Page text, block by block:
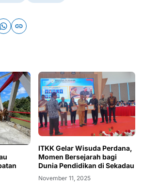
ITKK Gelar Wisuda Perdana,
Momen Bersejarah bagi
Dunia Pendidikan di Sekadau
November 11, 2025